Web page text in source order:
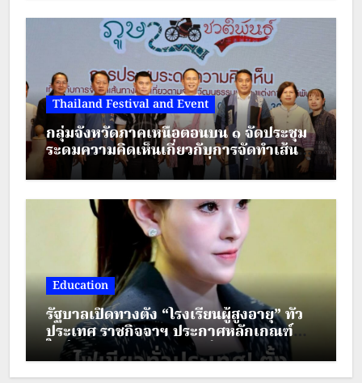
Thailand Festival and Event
กลุ่มจังหวัดภาคเหนือตอนบน ๑ จัดประชุม
ระดมความคิดเห็นเกี่ยวกับการจัดทำเส้น
ทางตามรอยวัฒนธรรมเครื่องแต่งกาย
ชาติพันธุ์ ภายใต้โครงการส่งเสริมการท่อง
เที่ยวชาติพันธุ์สีสันแห่งล้านนา
Education
รัฐบาลเปิดทางตั้ง “โรงเรียนผู้สูงอายุ” ทั่ว
ประเทศ ราชกิจจาฯ ประกาศหลักเกณฑ์
ใหม่ ยกระดับคุณภาพชีวิตผู้สูงวัย